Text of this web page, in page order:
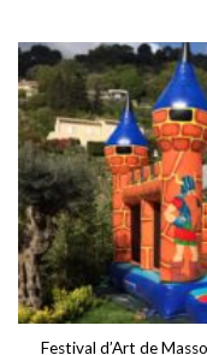
Festival d’Art de